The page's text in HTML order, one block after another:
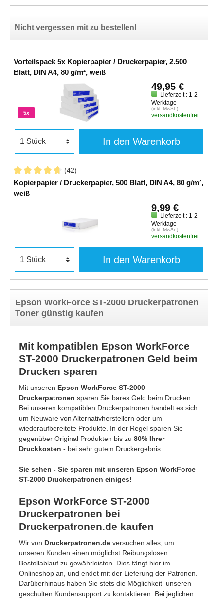
Nicht vergessen mit zu bestellen!
Vorteilspack 5x Kopierpapier / Druckerpapier, 2.500
Blatt, DIN A4, 80 g/m², weiß
5x
49,95 €
Lieferzeit : 1-2
Werktage
(inkl. MwSt.)
versandkostenfrei
In den Warenkorb
(42)
Kopierpapier / Druckerpapier, 500 Blatt, DIN A4, 80 g/m²,
weiß
9,99 €
Lieferzeit : 1-2
Werktage
(inkl. MwSt.)
versandkostenfrei
In den Warenkorb
Epson WorkForce ST-2000 Druckerpatronen
Toner günstig kaufen
Mit kompatiblen Epson WorkForce
ST-2000 Druckerpatronen Geld beim
Drucken sparen
Mit unseren Epson WorkForce ST-2000
Druckerpatronen sparen Sie bares Geld beim Drucken.
Bei unseren kompatiblen Druckerpatronen handelt es sich
um Neuware von Alternativherstellern oder um
wiederaufbereitete Produkte. In der Regel sparen Sie
gegenüber Original Produkten bis zu 80% Ihrer
Druckkosten - bei sehr gutem Druckergebnis.
Sie sehen - Sie sparen mit unseren Epson WorkForce
ST-2000 Druckerpatronen einiges!
Epson WorkForce ST-2000
Druckerpatronen bei
Druckerpatronen.de kaufen
Wir von Druckerpatronen.de versuchen alles, um
unseren Kunden einen möglichst Reibungslosen
Bestellablauf zu gewährleisten. Dies fängt hier im
Onlineshop an, und endet mit der Lieferung der Patronen.
Darüberhinaus haben Sie stets die Möglichkeit, unseren
geschulten Kundensupport zu kontaktieren. Bei jeglichen